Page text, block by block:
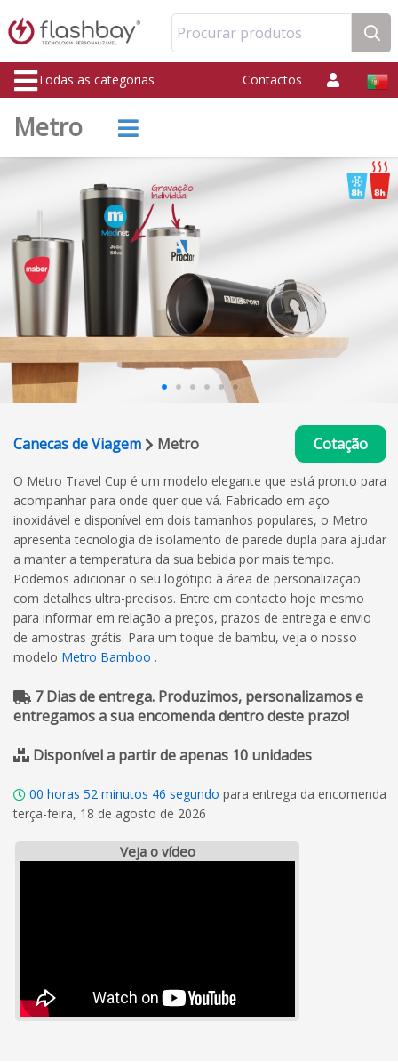
Procurar produtos
Todas as categorias Contactos
Metro
Canecas de Viagem Metro Cotação
O Metro Travel Cup é um modelo elegante que está pronto para
acompanhar para onde quer que vá. Fabricado em aço
inoxidável e disponível em dois tamanhos populares, o Metro
apresenta tecnologia de isolamento de parede dupla para ajudar
a manter a temperatura da sua bebida por mais tempo.
Podemos adicionar o seu logótipo à área de personalização
com detalhes ultra-precisos. Entre em contacto hoje mesmo
para informar em relação a preços, prazos de entrega e envio
de amostras grátis. Para um toque de bambu, veja o nosso
modelo Metro Bamboo .
7 Dias de entrega. Produzimos, personalizamos e
entregamos a sua encomenda dentro deste prazo!
Disponível a partir de apenas 10 unidades
00 horas 52 minutos 45 segundo para entrega da encomenda
terça-feira, 18 de agosto de 2026
Veja o vídeo